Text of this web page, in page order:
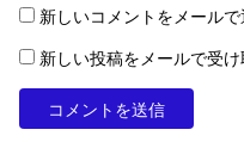
新しいコメントをメールで
新しい投稿をメールで受け